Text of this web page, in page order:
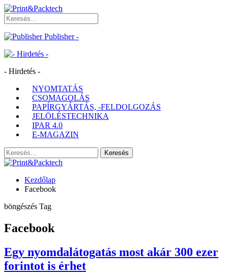
Publisher -
- Hirdetés -
NYOMTATÁS
CSOMAGOLÁS
PAPÍRGYÁRTÁS, -FELDOLGOZÁS
JELÖLÉSTECHNIKA
IPAR 4.0
E-MAGAZIN
Kezdőlap
Facebook
böngészés Tag
Facebook
Egy nyomdalátogatás most akár 300 ezer
forintot is érhet